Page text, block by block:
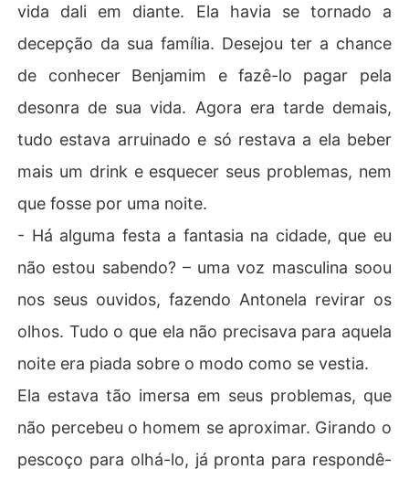
vida dali em diante. Ela havia se tornado a
decepção da sua família. Desejou ter a chance
de conhecer Benjamim e fazê-lo pagar pela
desonra de sua vida. Agora era tarde demais,
tudo estava arruinado e só restava a ela beber
mais um drink e esquecer seus problemas, nem
que fosse por uma noite.
- Há alguma festa a fantasia na cidade, que eu
não estou sabendo? – uma voz masculina soou
nos seus ouvidos, fazendo Antonela revirar os
olhos. Tudo o que ela não precisava para aquela
noite era piada sobre o modo como se vestia.
Ela estava tão imersa em seus problemas, que
não percebeu o homem se aproximar. Girando o
pescoço para olhá-lo, já pronta para respondê-